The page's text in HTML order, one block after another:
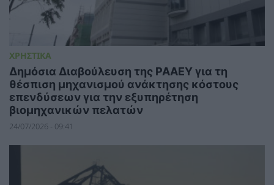
ΧΡΗΣΤΙΚΑ
Δημόσια Διαβούλευση της ΡΑΑΕΥ για τη
θέσπιση μηχανισμού ανάκτησης κόστους
επενδύσεων για την εξυπηρέτηση
βιομηχανικών πελατών
24/07/2026 - 09:41